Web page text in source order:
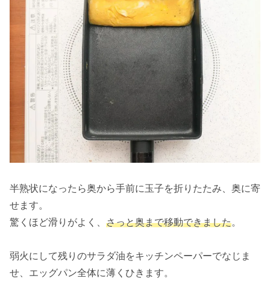
半熟状になったら奥から手前に玉子を折りたたみ、奥に寄
せます。
驚くほど滑りがよく、 さっと奥まで移動できました。
弱火にして残りのサラダ油をキッチンペーパーでなじま
せ、エッグパン全体に薄くひきます。